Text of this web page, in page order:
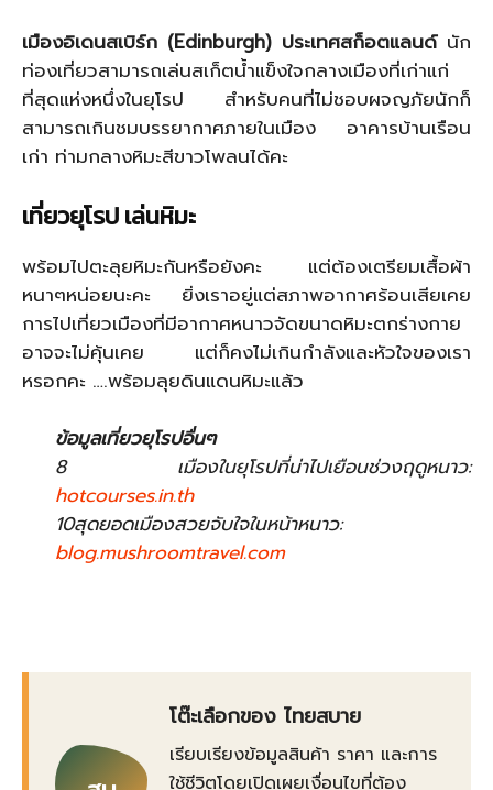
เมืองอิเดนสเบิร์ก (Edinburgh) ประเทศสก็อตแลนด์นัก
ท่องเที่ยวสามารถเล่นสเก็ตน้ำแข็งใจกลางเมืองที่เก่าแก่
ที่สุดแห่งหนึ่งในยุโรป สำหรับคนที่ไม่ชอบผจญภัยนักก็
สามารถเกินชมบรรยากาศภายในเมือง อาคารบ้านเรือน
เก่า ท่ามกลางหิมะสีขาวโพลนได้คะ
เที่ยวยุโรป เล่นหิมะ
พร้อมไปตะลุยหิมะกันหรือยังคะ แต่ต้องเตรียมเสื้อผ้า
หนาๆหน่อยนะคะ ยิ่งเราอยู่แต่สภาพอากาศร้อนเสียเคย
การไปเที่ยวเมืองที่มีอากาศหนาวจัดขนาดหิมะตกร่างกาย
อาจจะไม่คุ้นเคย แต่ก็คงไม่เกินกำลังและหัวใจของเรา
หรอกคะ ….พร้อมลุยดินแดนหิมะแล้ว
ข้อมูลเที่ยวยุโรปอื่นๆ
8 เมืองในยุโรปที่น่าไปเยือนช่วงฤดูหนาว:
hotcourses.in.th
10สุดยอดเมืองสวยจับใจในหน้าหนาว:
blog.mushroomtravel.com
โต๊ะเลือกของ ไทยสบาย
เรียบเรียงข้อมูลสินค้า ราคา และการ
ใช้ชีวิตโดยเปิดเผยเงื่อนไขที่ต้อง